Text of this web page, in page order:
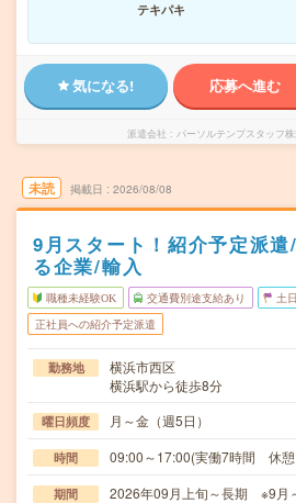
テキパキ
気になる! 応募へ進む
派遣会社 パーソルテンプスタッフ
未読 掲載日 2026/08/08
9月スタート！紹介予定派
る企業/輸入
職種未経験OK 交通費別途支給あり 土
正社員への紹介予定派遣
勤務地
横浜市西区
横浜駅から徒歩8分
曜日頻度 月～金（週5日）
時間 09:00～17:00(実働7時間 休憩
期間 2026年09月上旬～長期 ※9月